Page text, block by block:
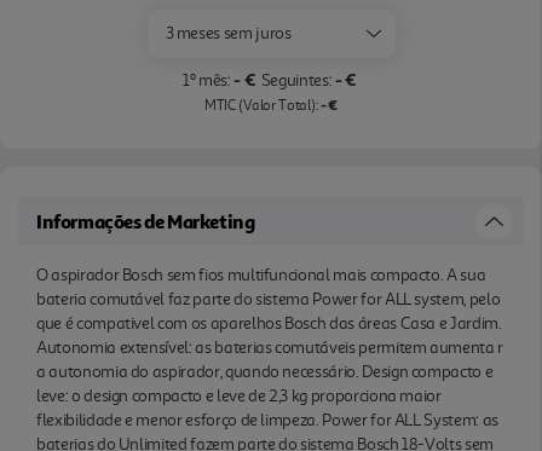
confiança e sem emissões. Combinado com a
uma limpeza profunda em todas as superfícies.
3 meses sem juros
1º mês:- € Seguintes:- €
MTIC (Valor Total):- €
Informações de Marketing
O aspirador Bosch sem fios multifuncional mais compacto. A sua
bateria comutável faz parte do sistema Power for ALL system, pelo
que é compativel com os aparelhos Bosch das áreas Casa e Jardim.
Autonomia extensível: as baterias comutáveis permitem aumenta r
a autonomia do aspirador, quando necessário. Design compacto e
leve: o design compacto e leve de 2,3 kg proporciona maior
flexibilidade e menor esforço de limpeza. Power for ALL System: as
baterias do Unlimited fazem parte do sistema Bosch 18-Volts sem